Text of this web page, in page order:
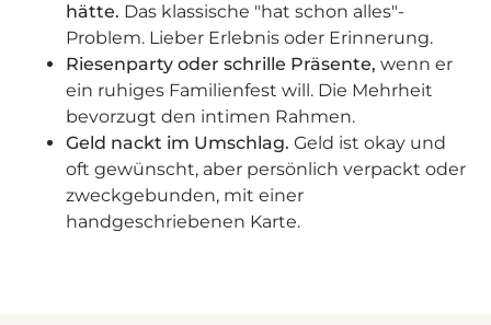
hätte. Das klassische "hat schon alles"-
Problem. Lieber Erlebnis oder Erinnerung.
Riesenparty oder schrille Präsente, wenn er
ein ruhiges Familienfest will. Die Mehrheit
bevorzugt den intimen Rahmen.
Geld nackt im Umschlag. Geld ist okay und
oft gewünscht, aber persönlich verpackt oder
zweckgebunden, mit einer
handgeschriebenen Karte.